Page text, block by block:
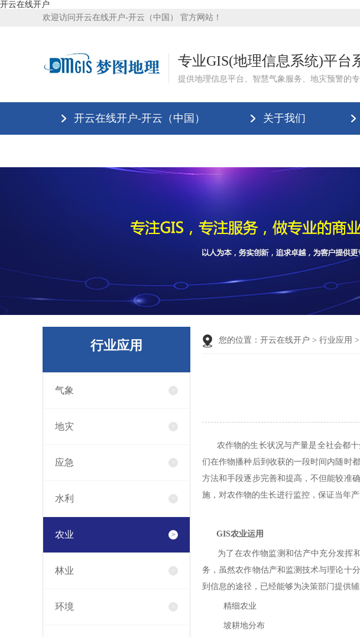
开云在线开户
欢迎访问开云在线开户-开云（中国） 官方网站！
专业GIS(地理信息系统)平台
提供地理信息平台、智慧气象服务、地灾预警的
开云在线开户-开云（中国） 关于我们
行业应用
气象
地灾
应急
水利
农业
林业
环境
您的位置： 开云在线开户 > 行业应用 >
农作物的生长状况与产量是全社会都
们在作物播种后到收获的一段时间内随时
方法和手段逐步完善和提高，不但能较准
施，对农作物的生长进行监控，保证当年产
GIS农业运用
为了在农作物监测和估产中充分发挥和
务，虽然农作物估产和监测技术与理论十
到信息的途径，已经能够为决策部门提供
精细农业
坡耕地分布